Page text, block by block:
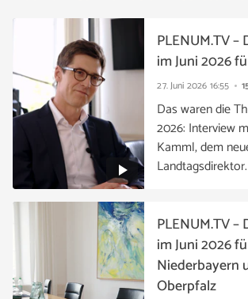
27. Juni 2026 16:55
PLENUM.TV –
im Juni 2026
Das waren die
2026: Interview
Kamml, dem
PLENUM.TV –
im Juni 2026
Niederbayern
Oberpfalz